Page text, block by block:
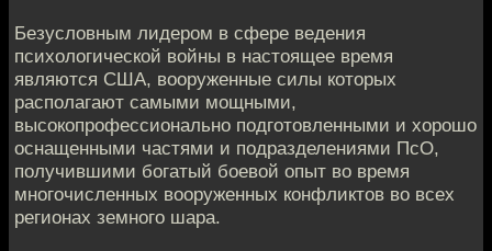
Безусловным лидером в сфере ведения
психологической войны в настоящее время
являются США, вооруженные силы которых
располагают самыми мощными,
высокопрофессионально подготовленными и хорошо
оснащенными частями и подразделениями ПсО,
получившими богатый боевой опыт во время
многочисленных вооруженных конфликтов во всех
регионах земного шара.